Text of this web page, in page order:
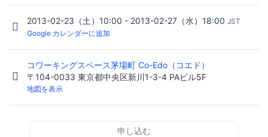
2013-02-23（土）10:00 - 2013-02-27（水）18:00 JST
Google カレンダーに追加
コワーキングスペース茅場町 Co-Edo（コエド）
〒104-0033 東京都中央区新川1-3-4 PAビル5F
地図を表示
申し込む